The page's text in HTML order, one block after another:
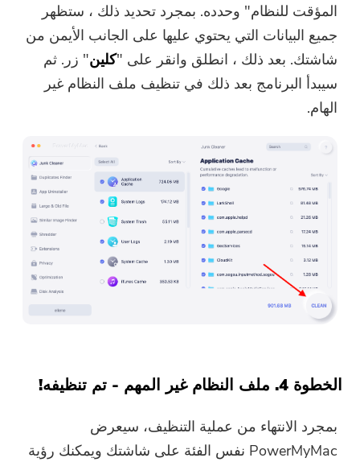
المؤقت للنظام" وحدده. بمجرد تحديد ذلك ، ستظهر
جميع البيانات التي يحتوي عليها على الجانب الأيمن من
شاشتك. بعد ذلك ، انطلق وانقر على "كلين" زر. ثم
سيبدأ البرنامج بعد ذلك في تنظيف ملف النظام غير
الهام.
الخطوة 4. ملف النظام غير المهم - تم تنظيفه!
بمجرد الانتهاء من عملية التنظيف، سيعرض
PowerMyMac نفس الفئة على شاشتك ويمكنك رؤية